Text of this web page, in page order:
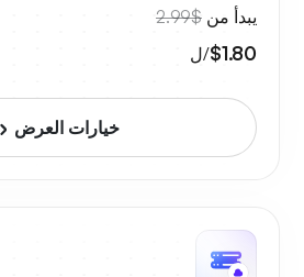
يبدأ من $2.99
$1.80/ل
خيارات العرض